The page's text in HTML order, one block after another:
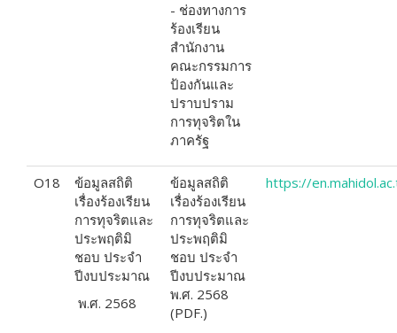
- ช่องทางการ
ร้องเรียน
สำนักงาน
คณะกรรมการ
ป้องกันและ
ปราบปราม
การทุจริตใน
ภาครัฐ
O18
ข้อมูลสถิติ
เรื่องร้องเรียน
การทุจริตและ
ประพฤติมิ
ชอบ ประจำ
ปีงบประมาณ
พ.ศ. 2568
ข้อมูลสถิติ
เรื่องร้องเรียน
การทุจริตและ
ประพฤติมิ
ชอบ ประจำ
ปีงบประมาณ
พ.ศ. 2568
(PDF.)
https://